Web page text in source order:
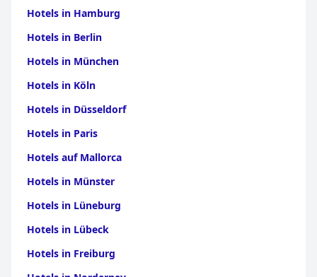
Hotels in Hamburg
Hotels in Berlin
Hotels in München
Hotels in Köln
Hotels in Düsseldorf
Hotels in Paris
Hotels auf Mallorca
Hotels in Münster
Hotels in Lüneburg
Hotels in Lübeck
Hotels in Freiburg